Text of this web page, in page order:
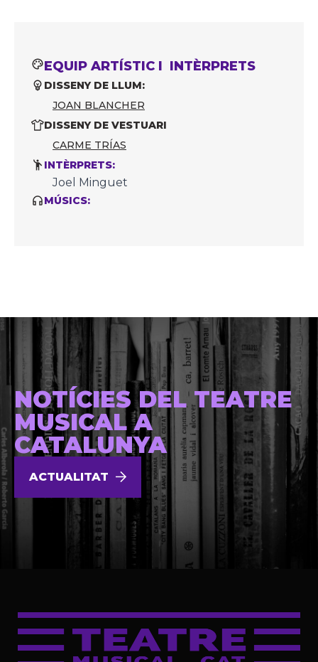
EQUIP ARTÍSTIC I INTÈRPRETS
DISSENY DE LLUM:
JOAN BLANCHER
DISSENY DE VESTUARI
CARME TRÍAS
INTÈRPRETS:
Joel Minguet
MÚSICS:
NOTÍCIES DEL TEATRE
MUSICAL A
CATALUNYA
ACTUALITAT